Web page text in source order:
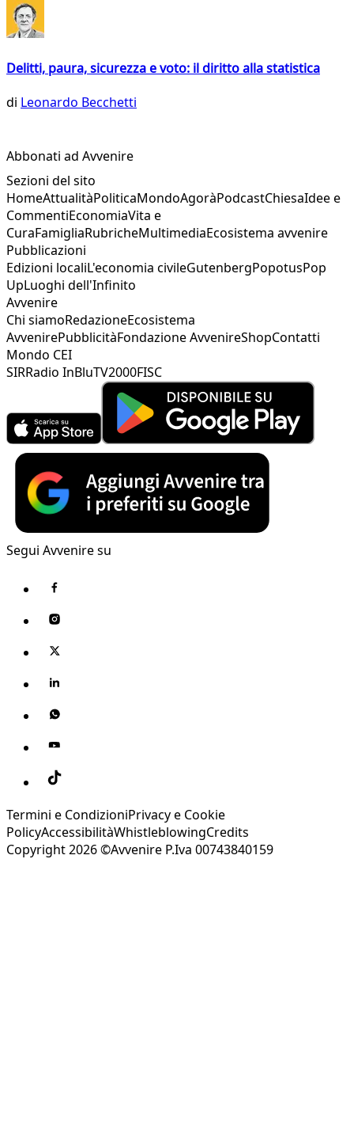
Delitti, paura, sicurezza e voto: il diritto alla statistica
di Leonardo Becchetti
Abbonati ad Avvenire
Sezioni del sito
HomeAttualitàPoliticaMondoAgoràPodcastChiesaIdee e
CommentiEconomiaVita e
CuraFamigliaRubricheMultimediaEcosistema avvenire
Pubblicazioni
Edizioni localiL'economia civileGutenbergPopotusPop
UpLuoghi dell'Infinito
Avvenire
Chi siamoRedazioneEcosistema
AvvenirePubblicitàFondazione AvvenireShopContatti
Mondo CEI
SIRRadio InBluTV2000FISC
Segui Avvenire su
Termini e CondizioniPrivacy e Cookie
PolicyAccessibilitàWhistleblowingCredits
Copyright 2026 ©Avvenire P.Iva 00743840159